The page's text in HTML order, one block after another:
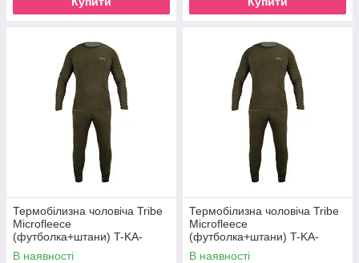
Термобілизна чоловіча Tribe
Microfleece
(футболка+штани) T-KA-
0015-olive, T-KA-0015-olive-L
В наявності
Термобілизна чоловіча Tribe
Microfleece
(футболка+штани) T-KA-
0015-olive, T-KA-0015-olive-M
В наявності